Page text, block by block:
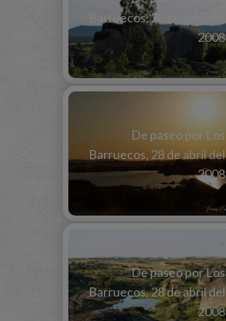
Barruecos, 28 de abril del
2008
De paseo por Los
Barruecos, 28 de abril del
2008
De paseo por Los
Barruecos, 28 de abril del
2008